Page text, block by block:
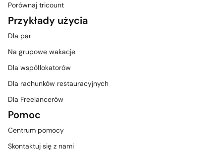
Porównaj tricount
Przykłady użycia
Dla par
Na grupowe wakacje
Dla współlokatorów
Dla rachunków restauracyjnych
Dla Freelancerów
Pomoc
Centrum pomocy
Skontaktuj się z nami